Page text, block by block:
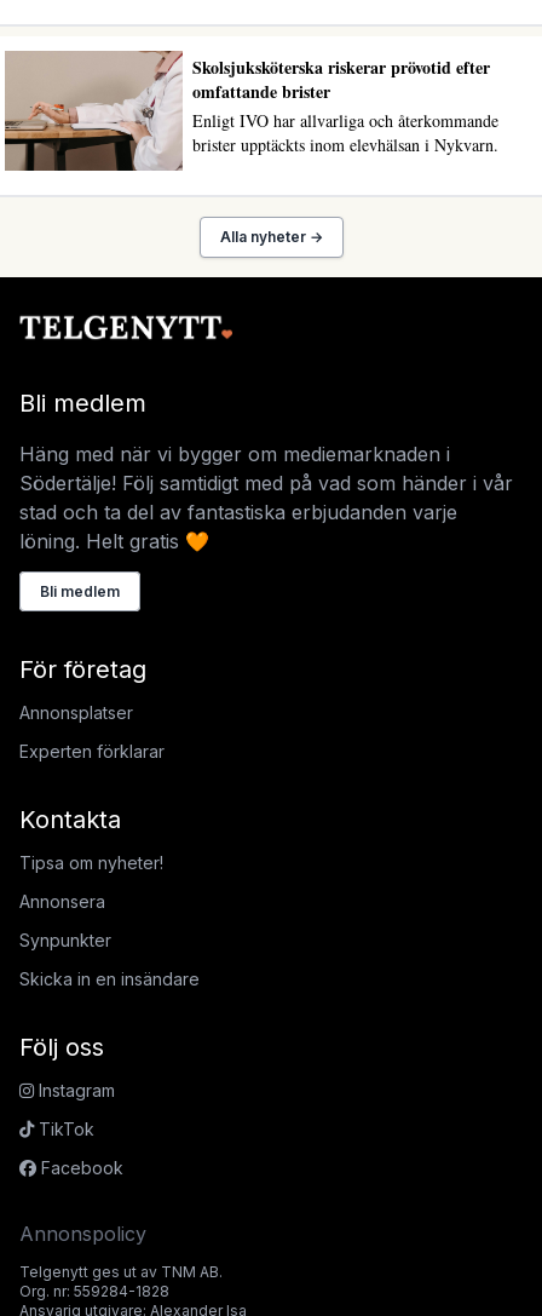
Skolsjuksköterska riskerar prövotid efter
omfattande brister
Enligt IVO har allvarliga och återkommande
brister upptäckts inom elevhälsan i Nykvarn.
Alla nyheter →
Bli medlem
Häng med när vi bygger om mediemarknaden i
Södertälje! Följ samtidigt med på vad som händer i vår
stad och ta del av fantastiska erbjudanden varje
löning. Helt gratis 🧡
Bli medlem
För företag
Annonsplatser
Experten förklarar
Kontakta
Tipsa om nyheter!
Annonsera
Synpunkter
Skicka in en insändare
Följ oss
Instagram
TikTok
Facebook
Annonspolicy
Telgenytt ges ut av TNM AB.
Org. nr: 559284-1828
Ansvarig utgivare: Alexander Isa